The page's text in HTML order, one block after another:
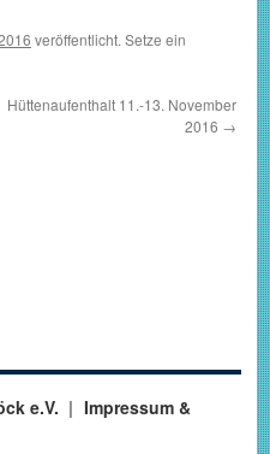
veröffentlicht. Setze ein
Hüttenaufenthalt 11.-13. November
2016 →
e.V.
Impressum &